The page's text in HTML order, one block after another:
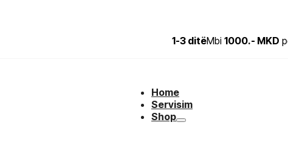
1-3 ditëMbi 1000.- MKD
Home
Servisim
Shop